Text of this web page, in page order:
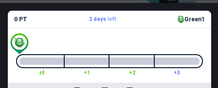
0 PT 2 daysleft Green1
±0 +1 +2 +3